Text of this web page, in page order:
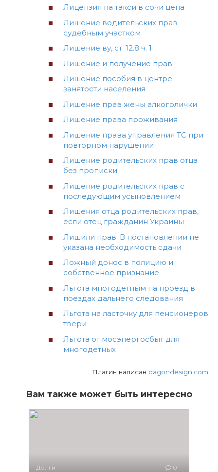
Лицензия на такси в сочи цена
Лишение водительских прав
судебным участком
Лишение ву, ст. 12.8 ч. 1
Лишение и получение прав
Лишение пособия в центре
занятости населения
Лишение прав жены алкоголички
Лишение права проживания
Лишение права управления ТС при
повторном нарушении
Лишение родительских прав отца
без прописки
Лишение родительских прав с
последующим усыновлением
Лишения отца родительских прав,
если отец гражданин Украины
Лишили прав. В постановлении не
указана необходимость сдачи
Ложный донос в полицию и
собственное признание
Льгота многодетным на проезд в
поездах дальнего следования
Льгота на ласточку для пенсионеров
твери
Льгота от мосэнергосбыт для
многодетных
Плагин написан dagondesign.com
Вам также может быть интересно
Долги 0